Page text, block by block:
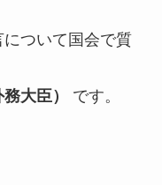
ついて国会で質
大臣）
です。